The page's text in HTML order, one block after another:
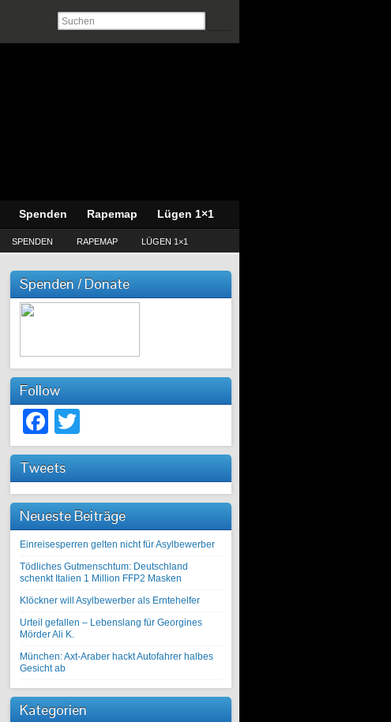
Spenden Rapemap Lügen 1×1
SPENDEN RAPEMAP LÜGEN 1×1
Spenden / Donate
Follow
Facebook
Tweets
Neueste Beiträge
Einreisesperren gelten nicht für Asylbewerber
Tödliches Gutmenschtum: Deutschland
schenkt Italien 1 Million FFP2 Masken
Klöckner will Asylbewerber als Erntehelfer
Urteil gefallen – Lebenslang für Georgines
Mörder Ali K.
München: Axt-Araber hackt Autofahrer halbes
Gesicht ab
Kategorien